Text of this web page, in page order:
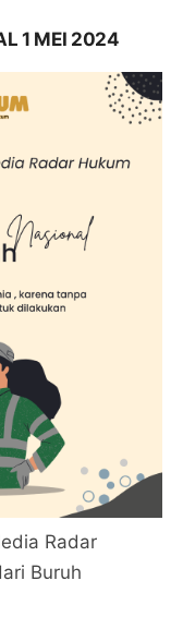
1 MEI 2024
Radar
Buruh